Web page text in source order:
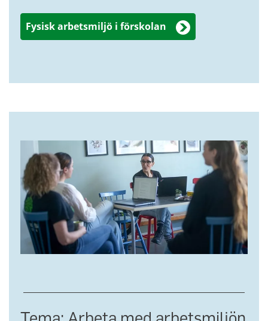
Fysisk arbetsmiljö i förskolan